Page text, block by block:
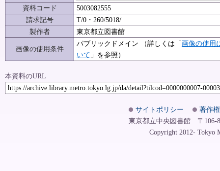
資料コード
5003082555
請求記号
T/0・260/5018/
製作者
東京都立図書館
画像の使用条件
パブリックドメイン （詳しくは「画像の使用
いて 」を参照）
本資料のURL
https://archive.library.metro.tokyo.lg.jp/da/detail?tilcod=0000000007-
サイトポリシー
著作
東京都立中央図書館 〒106-
Copyright 2012- Tokyo